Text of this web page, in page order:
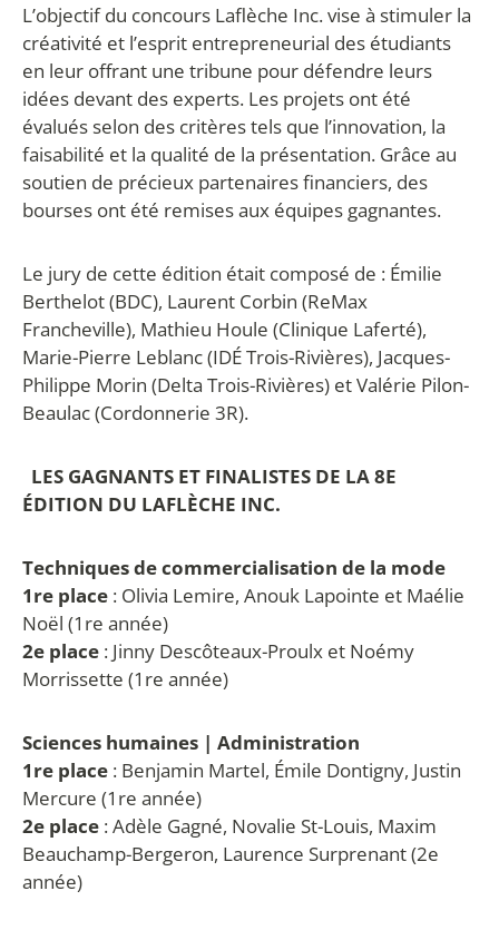
L’objectif du concours Laflèche Inc. vise à stimuler la
créativité et l’esprit entrepreneurial des étudiants
en leur offrant une tribune pour défendre leurs
idées devant des experts. Les projets ont été
évalués selon des critères tels que l’innovation, la
faisabilité et la qualité de la présentation. Grâce au
soutien de précieux partenaires financiers, des
bourses ont été remises aux équipes gagnantes.
Le jury de cette édition était composé de : Émilie
Berthelot (BDC), Laurent Corbin (ReMax
Francheville), Mathieu Houle (Clinique Laferté),
Marie-Pierre Leblanc (IDÉ Trois-Rivières), Jacques-
Philippe Morin (Delta Trois-Rivières) et Valérie Pilon-
Beaulac (Cordonnerie 3R).
LES GAGNANTS ET FINALISTES DE LA 8E
ÉDITION DU LAFLÈCHE INC.
Techniques de commercialisation de la mode
1re place : Olivia Lemire, Anouk Lapointe et Maélie
Noël (1re année)
2e place : Jinny Descôteaux-Proulx et Noémy
Morrissette (1re année)
Sciences humaines | Administration
1re place : Benjamin Martel, Émile Dontigny, Justin
Mercure (1re année)
2e place : Adèle Gagné, Novalie St-Louis, Maxim
Beauchamp-Bergeron, Laurence Surprenant (2e
année)